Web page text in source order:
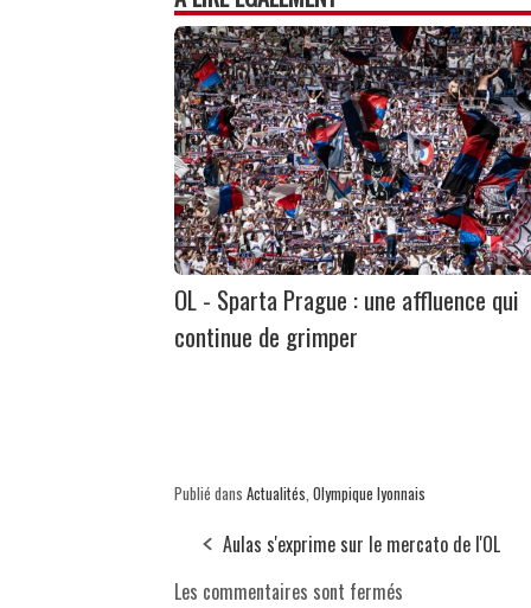
OL - Sparta Prague : une affluence qui
continue de grimper
Publié dans Actualités, Olympique lyonnais
Aulas s'exprime sur le mercato de l'OL
Les commentaires sont fermés